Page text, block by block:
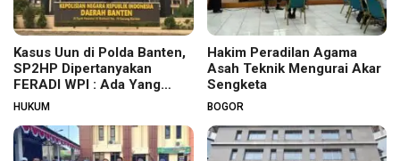
Kasus Uun di Polda Banten,
SP2HP Dipertanyakan
FERADI WPI : Ada Yang
Tidak Beres?
HUKUM
Hakim Peradilan Agama
Asah Teknik Mengurai Akar
Sengketa
BOGOR